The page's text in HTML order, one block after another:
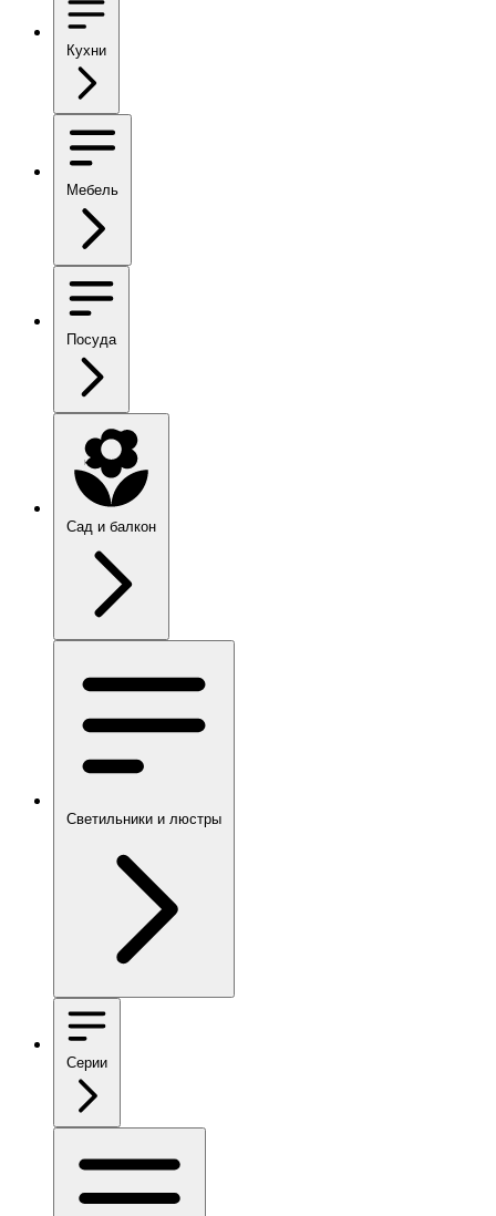
Кухни
Мебель
Посуда
Сад и балкон
Светильники и люстры
Серии